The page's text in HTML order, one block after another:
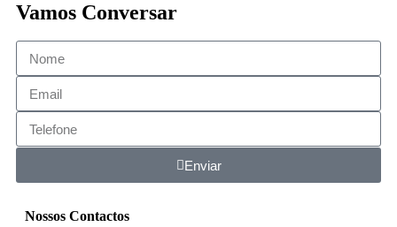
Vamos Conversar
Enviar
Nossos Contactos